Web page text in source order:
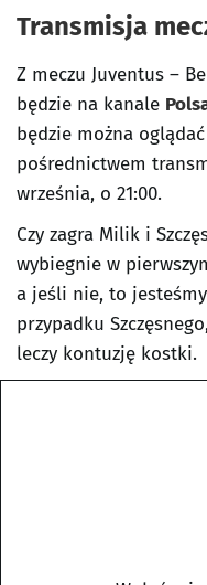
Transmisja
Z meczu Juventus –
będzie na kanale
będzie można
pośrednictwem
września, o 21:00.
Czy zagra Milik i
wybiegnie w
a jeśli nie, to
przypadku
leczy kontuzję kostki.